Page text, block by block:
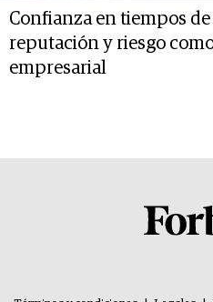
Confianza en tiempos
reputación y riesgo
empresarial